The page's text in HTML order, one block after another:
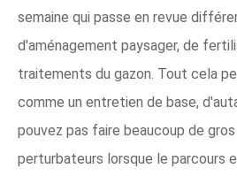
semaine qui passe en revue
d'aménagement paysager, de
traitements du gazon. Tout cela
comme un entretien de base,
pouvez pas faire beaucoup de
perturbateurs lorsque le parcours